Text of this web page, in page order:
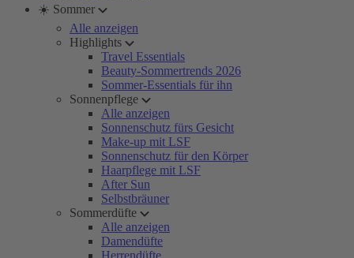
☀️ Sommer
Alle anzeigen
Highlights
Travel Essentials
Beauty-Sommertrends 2026
Sommer-Essentials für ihn
Sonnenpflege
Alle anzeigen
Sonnenschutz fürs Gesicht
Make-up mit LSF
Sonnenschutz für den Körper
Haarpflege mit LSF
After Sun
Selbstbräuner
Sommerdüfte
Alle anzeigen
Damendüfte
Herrendüfte